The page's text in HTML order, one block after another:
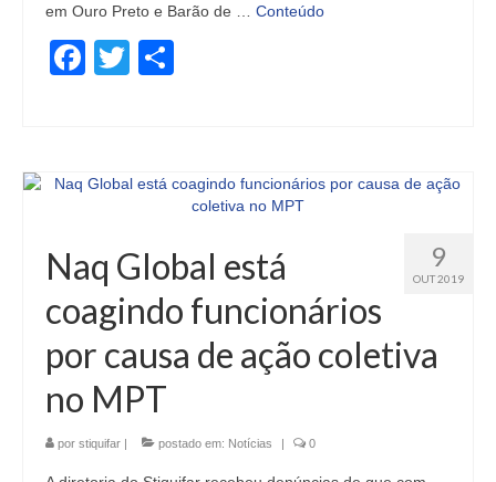
em Ouro Preto e Barão de … Conteúdo
Facebook
Twitter
9
OUT 2019
Naq Global está
coagindo funcionários
por causa de ação coletiva
no MPT
por stiquifar | postado em: Notícias | 0